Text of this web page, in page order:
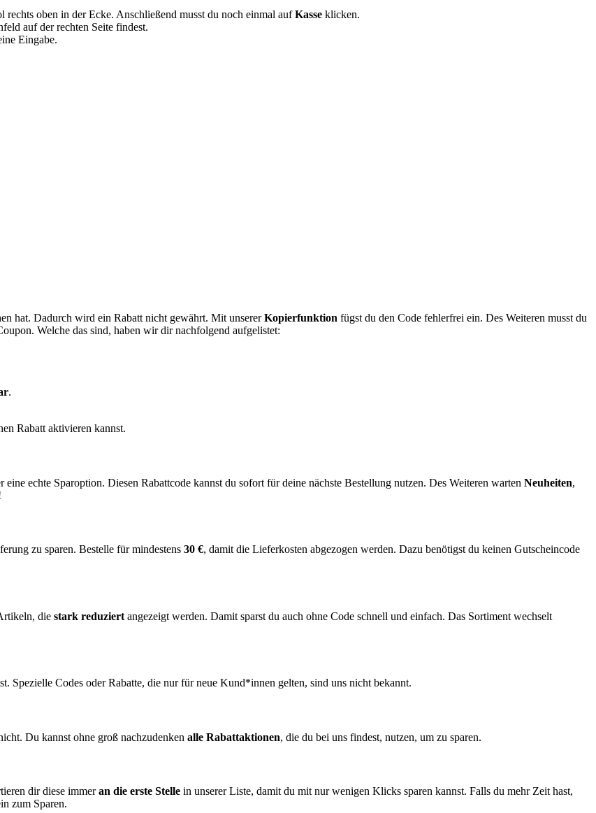
rechts oben in der Ecke. Anschließend musst du noch einmal aufKasse klicken.
auf der rechten Seite findest.
Eingabe.
hat. Dadurch wird ein Rabatt nicht gewährt. Mit unsererKopierfunktion fügst du den Code fehlerfrei ein. Des Weiteren musst du
Welche das sind, haben wir dir nachfolgend aufgelistet:
.
Rabatt aktivieren kannst.
echte Sparoption. Diesen Rabattcode kannst du sofort für deine nächste Bestellung nutzen. Des Weiteren warten Neuheiten,
zu sparen. Bestelle für mindestens 30 €, damit die Lieferkosten abgezogen werden. Dazu benötigst du keinen Gutscheincode
die stark reduziert angezeigt werden. Damit sparst du auch ohne Code schnell und einfach. Das Sortiment wechselt
Spezielle Codes oder Rabatte, die nur für neue Kund*innen gelten, sind uns nicht bekannt.
Du kannst ohne groß nachzudenken alle Rabattaktionen, die du bei uns findest, nutzen, um zu sparen.
dir diese immeran die erste Stelle in unserer Liste, damit du mit nur wenigen Klicks sparen kannst. Falls du mehr Zeit hast,
zum Sparen.